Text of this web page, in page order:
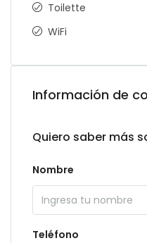
Toilette
WiFi
Información de
Quiero saber más
Nombre
Teléfono